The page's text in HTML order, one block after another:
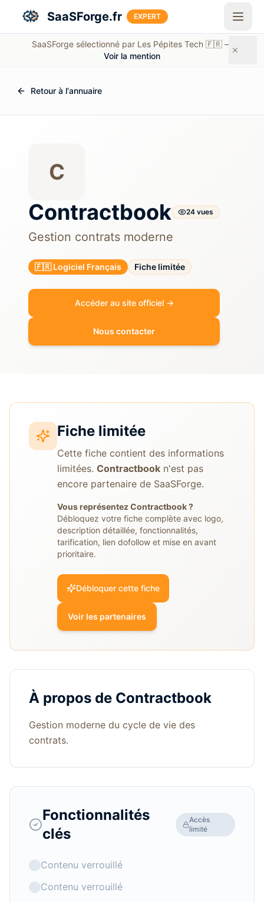
Aller au contenu principal
SaaSForge.fr EXPERT
SaaSForge sélectionné par Les Pépites Tech 🇫🇷 —
Voir la mention
Retour à l'annuaire
C
Contractbook
24 vues
Gestion contrats moderne
🇫🇷 Logiciel Français Fiche limitée
Accéder au site officiel →
Nous contacter
Fiche limitée
Cette fiche contient des informations
limitées. Contractbook n'est pas
encore partenaire de SaaSForge.
Vous représentezContractbook?
Débloquez votre fiche complète avec logo,
description détaillée, fonctionnalités,
tarification, lien dofollow et mise en avant
prioritaire.
Débloquer cette fiche
Voir les partenaires
À propos de Contractbook
Gestion moderne du cycle de vie des
contrats.
Fonctionnalités
clés
Accès
limité
Contenu verrouillé
Contenu verrouillé